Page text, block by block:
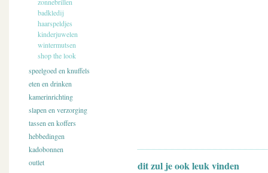
badkledij
haarspeldjes
kinderjuwelen
wintermutsen
shop the look
speelgoed en knuffels
eten en drinken
kamerinrichting
slapen en verzorging
tassen en koffers
hebbedingen
kadobonnen
outlet
dit zul je ook leuk vinden